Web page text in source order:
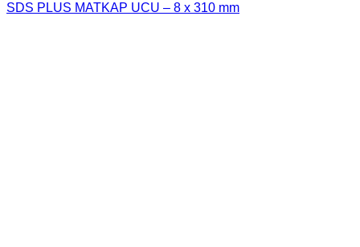
SDS PLUS MATKAP UCU – 8 x 310 mm